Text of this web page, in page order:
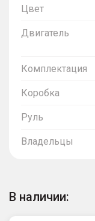
Цвет
Двигатель
Комплектация
Коробка
Руль
Владельцы
В наличии: